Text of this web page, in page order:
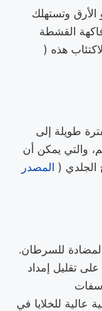
الأرق وتستهلك
القشطة
هذه (
طويلة إلى
والتي يمكن أن
الجلدي ( المصدر
للسرطان.
تقليل إمداد
عالية للخلايا في